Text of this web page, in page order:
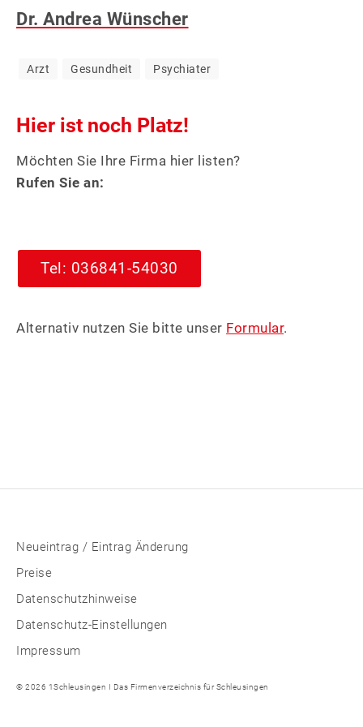
Dr. Andrea Wünscher
Arzt Gesundheit Psychiater
Hier ist noch Platz!
Möchten Sie Ihre Firma hier listen?
Rufen Sie an:
Tel: 036841-54030
Alternativ nutzen Sie bitte unser Formular.
Neueintrag / Eintrag Änderung
Preise
Datenschutzhinweise
Datenschutz-Einstellungen
Impressum
© 2026 1Schleusingen I Das Firmenverzeichnis für Schleusingen